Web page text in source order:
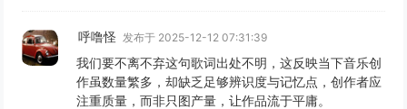
呼噜怪 发布于 2025-12-12 07:31:39
我们要不离不弃这句歌词出处不明，这反映当下音乐创
作虽数量繁多，却缺乏足够辨识度与记忆点，创作者应
注重质量，而非只图产量，让作品流于平庸。